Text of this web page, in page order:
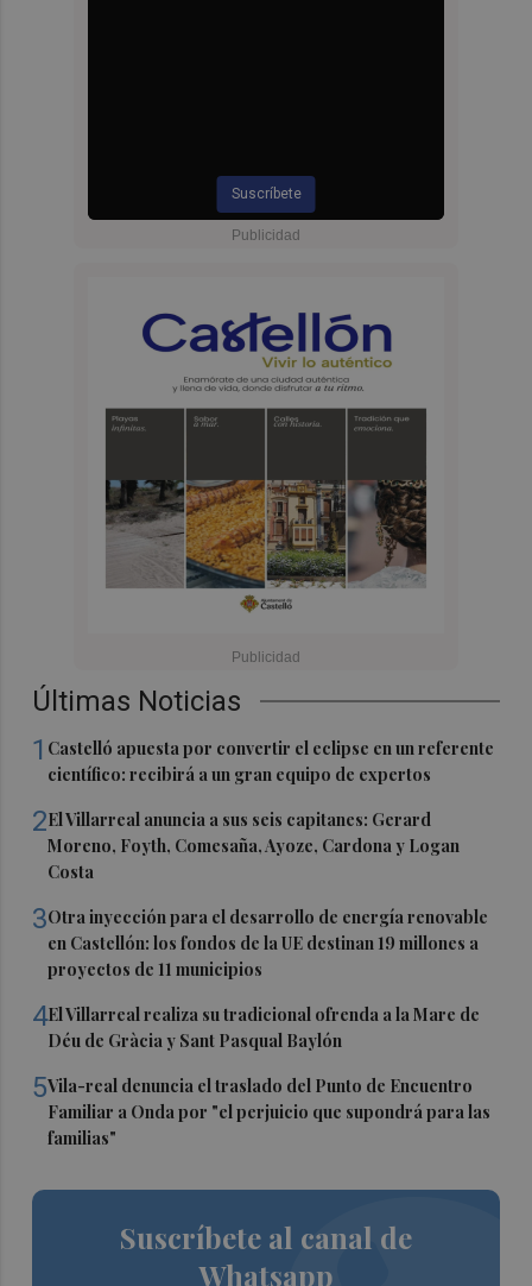
Suscríbete
Últimas Noticias
1 Castelló apuesta por convertir el eclipse en un referente
científico: recibirá a un gran equipo de expertos
2El Villarreal anuncia a sus seis capitanes: Gerard
Moreno, Foyth, Comesaña, Ayoze, Cardona y Logan
Costa
3Otra inyección para el desarrollo de energía renovable
en Castellón: los fondos de la UE destinan 19 millones a
proyectos de 11 municipios
4El Villarreal realiza su tradicional ofrenda a la Mare de
Déu de Gràcia y Sant Pasqual Baylón
5Vila-real denuncia el traslado del Punto de Encuentro
Familiar a Onda por "el perjuicio que supondrá para las
familias"
Suscríbete al canal de
Whatsapp